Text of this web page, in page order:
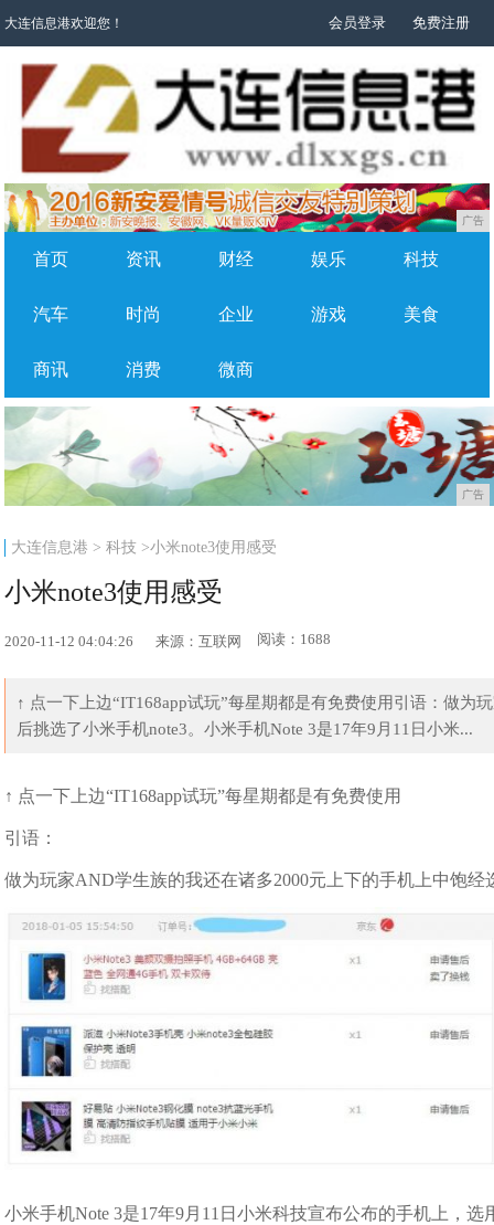
大连信息港欢迎您！ 会员登录 免费注册
广告
首页 资讯 财经 娱乐 科技
汽车 时尚 企业 游戏 美食
商讯 消费 微商
广告
大连信息港 >科技 >小米note3使用感受
小米note3使用感受
2020-11-12 04:04:26 来源：互联网 阅读：1688
↑ 点一下上边“IT168app试玩”每星期都是有免费使用引语：做
后挑选了小米手机note3。小米手机Note 3是17年9月11日小米...
↑ 点一下上边“IT168app试玩”每星期都是有免费使用
引语：
做为玩家AND学生族的我还在诸多2000元上下的手机上中饱经
小米手机Note 3是17年9月11日小米科技宣布公布的手机上，